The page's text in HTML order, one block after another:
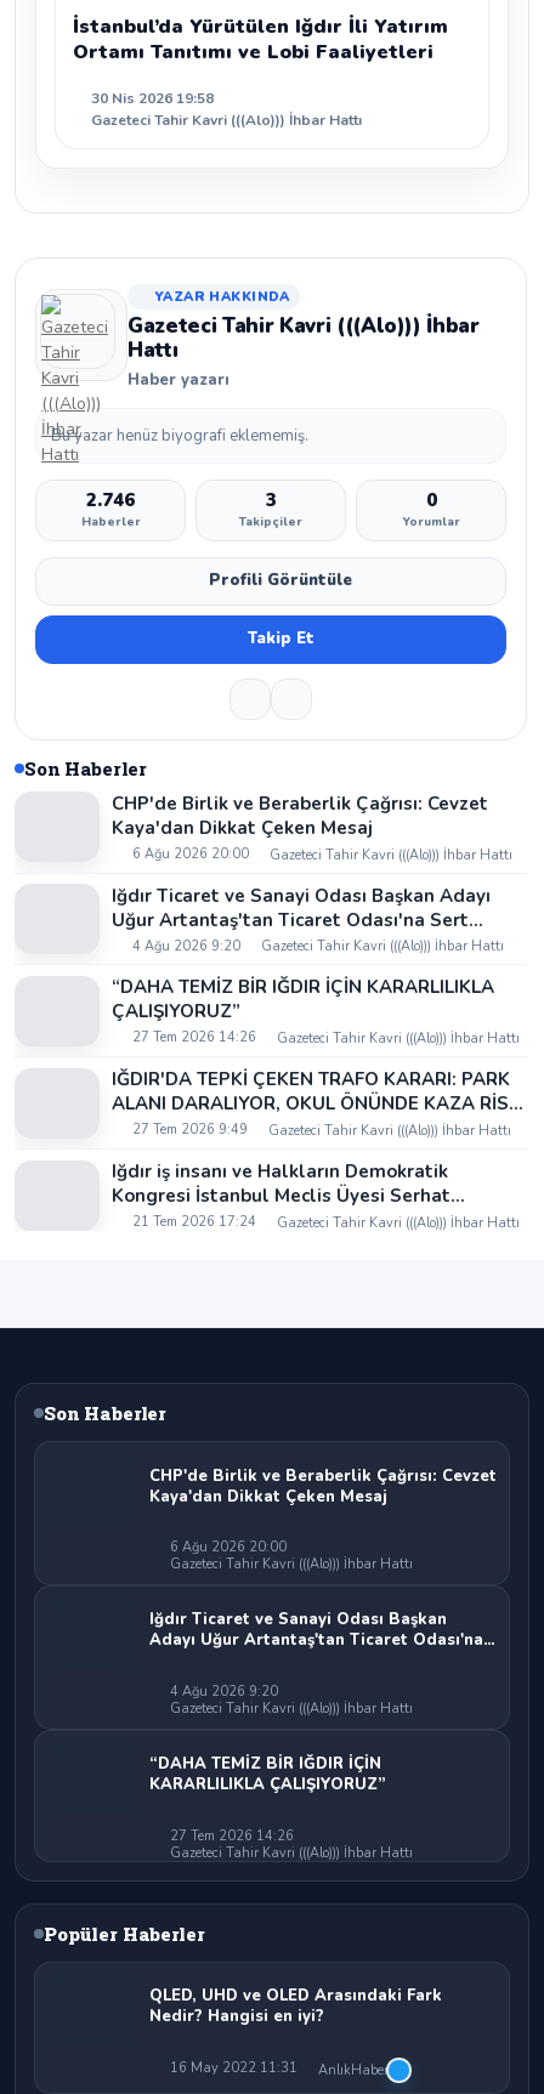
İstanbul’da Yürütülen Iğdır İli Yatırım
Ortamı Tanıtımı ve Lobi Faaliyetleri
30 Nis 2026 19:58
Gazeteci Tahir Kavri (((Alo))) İhbar Hattı
YAZAR HAKKINDA
Gazeteci Tahir Kavri (((Alo))) İhbar
Hattı
Haber yazarı
Bu yazar henüz biyografi eklememiş.
2.746
Haberler
3
Takipçiler
0
Yorumlar
Profili Görüntüle
Takip Et
Son Haberler
CHP'de Birlik ve Beraberlik Çağrısı: Cevzet
Kaya'dan Dikkat Çeken Mesaj
6 Ağu 2026 20:00 Gazeteci Tahir Kavri (((Alo))) İhbar Hattı
Iğdır Ticaret ve Sanayi Odası Başkan Adayı
Uğur Artantaş'tan Ticaret Odası'na Sert
Eleştiri: "Nakliyeci Sahipsiz Bırakılamaz"
4 Ağu 2026 9:20 Gazeteci Tahir Kavri (((Alo))) İhbar Hattı
“DAHA TEMİZ BİR IĞDIR İÇİN KARARLILIKLA
ÇALIŞIYORUZ”
27 Tem 2026 14:26 Gazeteci Tahir Kavri (((Alo))) İhbar Hattı
IĞDIR'DA TEPKİ ÇEKEN TRAFO KARARI: PARK
ALANI DARALIYOR, OKUL ÖNÜNDE KAZA RİSKİ
İDDİASI VE IĞDIR VALİSİ NEREDE?
27 Tem 2026 9:49 Gazeteci Tahir Kavri (((Alo))) İhbar Hattı
Iğdır iş insanı ve Halkların Demokratik
Kongresi İstanbul Meclis Üyesi Serhat
Kaya’dan Iğdır Tanıtım Günleri’nde birlik ve
21 Tem 2026 17:24 Gazeteci Tahir Kavri (((Alo))) İhbar Hattı
Son Haberler
CHP'de Birlik ve Beraberlik Çağrısı: Cevzet
Kaya'dan Dikkat Çeken Mesaj
6 Ağu 2026 20:00
Gazeteci Tahir Kavri (((Alo))) İhbar Hattı
Iğdır Ticaret ve Sanayi Odası Başkan
Adayı Uğur Artantaş'tan Ticaret Odası'na
Bırakılamaz"
4 Ağu 2026 9:20
Gazeteci Tahir Kavri (((Alo))) İhbar Hattı
“DAHA TEMİZ BİR IĞDIR İÇİN
KARARLILIKLA ÇALIŞIYORUZ”
27 Tem 2026 14:26
Gazeteci Tahir Kavri (((Alo))) İhbar Hattı
Popüler Haberler
QLED, UHD ve OLED Arasındaki Fark
Nedir? Hangisi en iyi?
16 May 2022 11:31 AnlıkHaber